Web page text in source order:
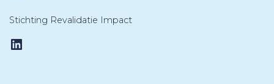
Stichting Revalidatie Impact
LinkedIn